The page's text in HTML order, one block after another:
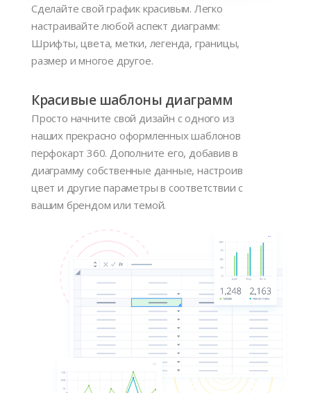
Сделайте свой график красивым. Легко
настраивайте любой аспект диаграмм:
Шрифты, цвета, метки, легенда, границы,
размер и многое другое.
Красивые шаблоны диаграмм
Просто начните свой дизайн с одного из
наших прекрасно оформленных шаблонов
перфокарт 360. Дополните его, добавив в
диаграмму собственные данные, настроив
цвет и другие параметры в соответствии с
вашим брендом или темой.